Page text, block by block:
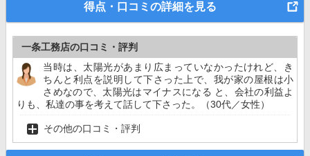
得点・口コミの詳細を見る
一条工務店の口コミ・評判
当時は、太陽光があまり広まっていなかったけれど、き
ちんと利点を説明して下さった上で、我が家の屋根は小
さめなので、太陽光はマイナスになる と、会社の利益よ
りも、私達の事を考えて話して下さった。（30代／女性）
その他の口コミ・評判